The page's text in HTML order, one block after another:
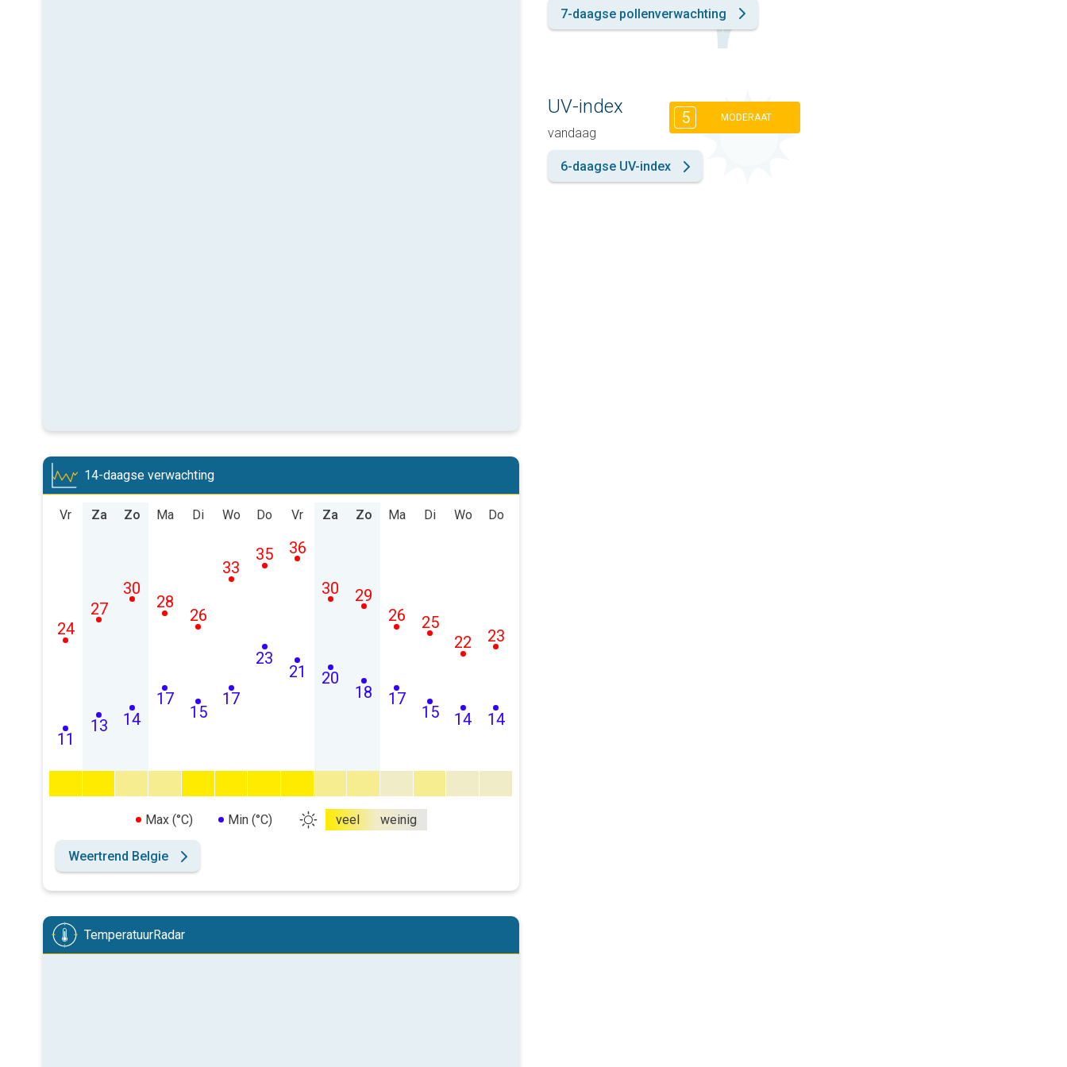
14-daagse verwachting
Vr
11
24
Za
13
27
Zo
14
30
Ma
17
28
Di
15
26
Wo
17
33
Do
23
35
Vr
21
36
Za
20
30
Zo
18
29
Ma
17
26
Di
15
25
Wo
14
22
Do
14
23
Max (°C) Min (°C) veel weinig
Weertrend Belgie
TemperatuurRadar
7-daagse pollenverwachting
UV-index
vandaag
5 MODERAAT
6-daagse UV-index